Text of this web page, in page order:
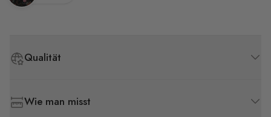
Qualität
Wie man misst